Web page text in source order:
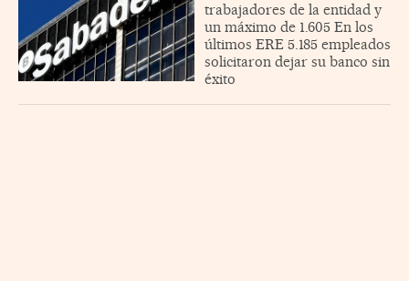
trabajadores de la entidad y
un máximo de 1.605 En los
últimos ERE 5.185 empleados
solicitaron dejar su banco sin
éxito